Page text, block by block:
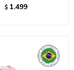
$ 1.499